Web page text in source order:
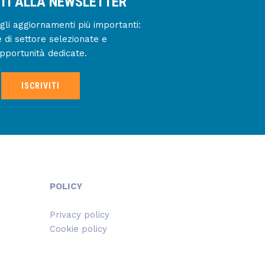
aggiornamenti più importanti:
di settore selezionate e
dedicate.
ISCRIVITI
POLICY
Privacy policy
Cookie policy